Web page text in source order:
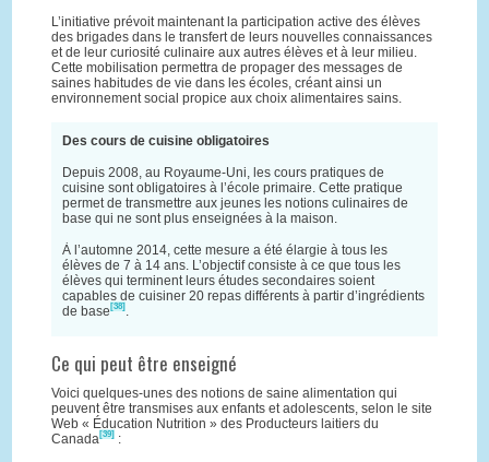
L’initiative prévoit maintenant la participation active des élèves
des brigades dans le transfert de leurs nouvelles connaissances
et de leur curiosité culinaire aux autres élèves et à leur milieu.
Cette mobilisation permettra de propager des messages de
saines habitudes de vie dans les écoles, créant ainsi un
environnement social propice aux choix alimentaires sains.
Des cours de cuisine obligatoires
Depuis 2008, au Royaume-Uni, les cours pratiques de
cuisine sont obligatoires à l’école primaire. Cette pratique
permet de transmettre aux jeunes les notions culinaires de
base qui ne sont plus enseignées à la maison.
À l’automne 2014, cette mesure a été élargie à tous les
élèves de 7 à 14 ans. L’objectif consiste à ce que tous les
élèves qui terminent leurs études secondaires soient
capables de cuisiner 20 repas différents à partir d’ingrédients
de base [38] .
Ce qui peut être enseigné
Voici quelques-unes des notions de saine alimentation qui
peuvent être transmises aux enfants et adolescents, selon le site
Web « Éducation Nutrition » des Producteurs laitiers du
Canada[39] :